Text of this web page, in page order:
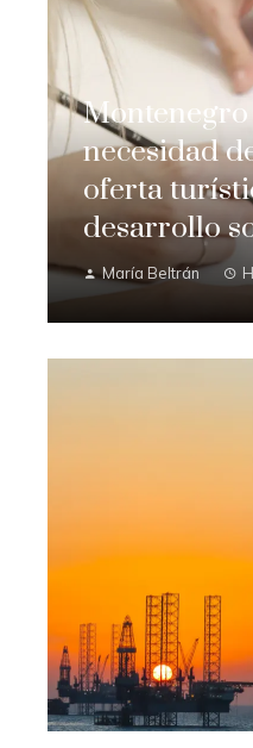
necesidad
oferta
desarrollo
María Beltrán